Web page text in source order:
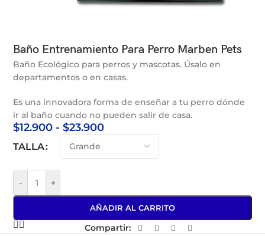
Baño Entrenamiento Para Perro Marben Pets
Baño Ecológico para perros y mascotas. Úsalo en
departamentos o en casas.
Es una innovadora forma de enseñar a tu perro dónde
ir al baño cuando no pueden salir de casa.
$12.900 - $23.900
TALLA
- +
AÑADIR AL CARRITO
Compartir: